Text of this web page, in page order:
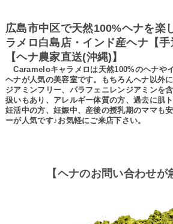
広島市中区で天然100%ヘナを楽
ラメロ白島店・インド産ヘナ【
【ヘナ農家直送(沖縄)】
Carameloキャラメロは天然100%のヘナや
ヘナが人気の美容室です。もちろんヘナ以外
ジアミンフリー、パラフェニレンジアミンを
扱いもあり、アレルギー体質の方、過去に肌
妊活中の方、妊娠中、産後の授乳期のママも
ーが人気です♪お気軽にご来店下さい。
【ヘナのお問い合わせが